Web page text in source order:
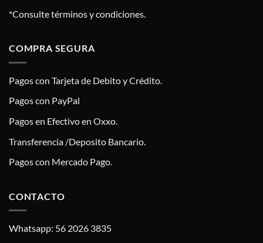
*Consulte términos y condiciones.
COMPRA SEGURA
Pagos con Tarjeta de Debito y Crédito.
Pagos con PayPal
Pagos en Efectivo en Oxxo.
Transferencia /Deposito Bancario.
Pagos con Mercado Pago.
CONTACTO
Whatsapp: 56 2026 3835